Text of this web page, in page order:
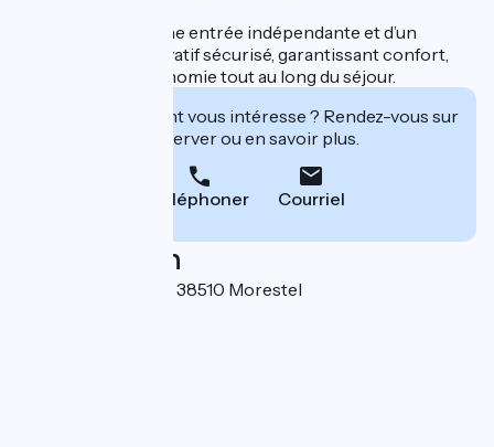
Le gîte dispose d’une entrée indépendante et d’un
stationnement privatif sécurisé, garantissant confort,
tranquillité et autonomie tout au long du séjour.
Cet établissement vous intéresse ? Rendez-vous sur
leur site pour réserver ou en savoir plus.
Téléphoner Courriel
Localisation
56 rue de la Manine 38510 Morestel